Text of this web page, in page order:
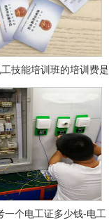
技能培训班的培训费是
多少?
一个电工证多少钱-电工